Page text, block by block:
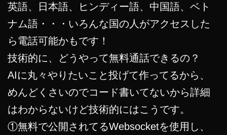
英語、日本語、ヒンディー語、中国語、ベト
ナム語・・・いろんな国の人がアクセスした
ら電話可能かもです！
技術的に、どうやって無料通話できるの？
AIに丸々やりたいこと投げて作ってるから、
めんどくさいのでコード書いてないから詳細
はわからないけど技術的にはこうです。
①無料で公開されてるWebsocketを使用し、